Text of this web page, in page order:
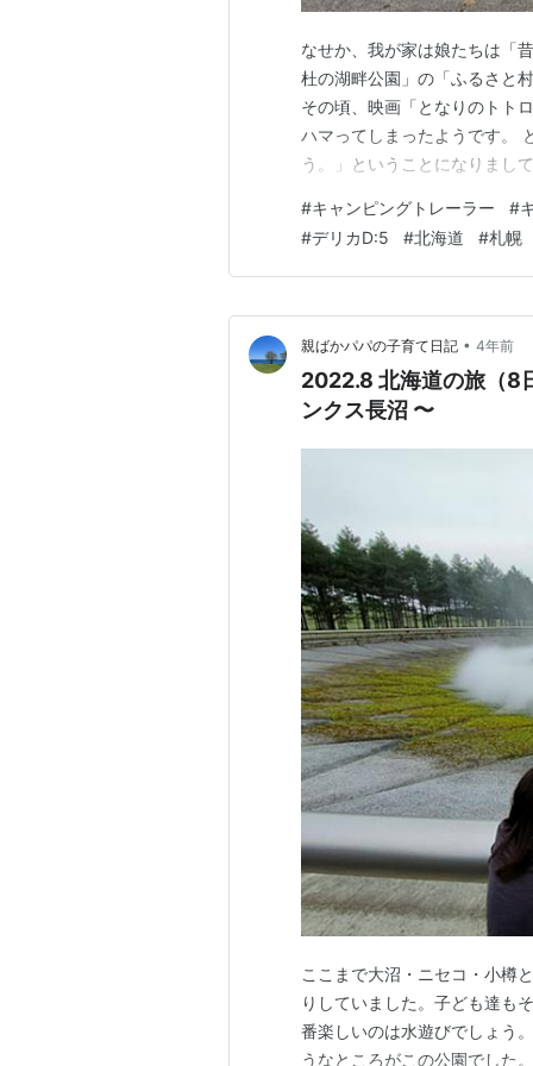
なせか、我が家は娘たちは「
杜の湖畔公園」の「ふるさと
その頃、映画「となりのトト
ハマってしまったようです。
う。」ということになりまし
がたくさんあるハズです。 雨
録 雨、上がった！ 今朝の気
#キャンピングトレーラー #
#デリカD:5 #北海道 #札幌
親ばかパパの子育て日記 • 4年前
2022.8 北海道の旅（8
ンクス長沼 〜
ここまで大沼・ニセコ・小樽
りしていました。子ども達も
番楽しいのは水遊びでしょう
うなところがこの公園でした